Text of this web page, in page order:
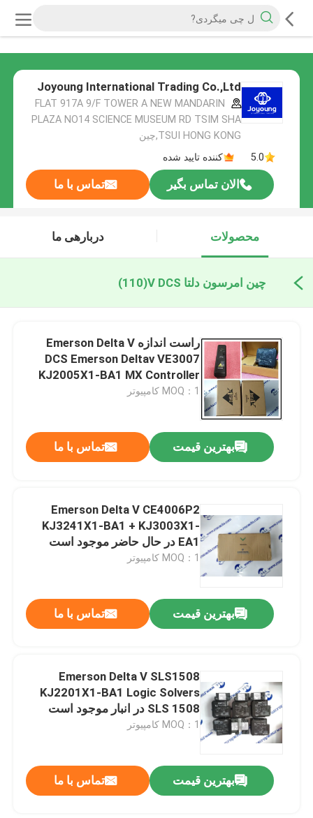
Joyoung International Trading Co.,Ltd
FLAT 917A 9/F TOWER A NEW MANDARIN
PLAZA NO14 SCIENCE MUSEUM RD TSIM SHA
TSUI HONG KONG,چین
5.0
کننده تایید شده
الان تماس بگیر تماس با ما
محصولات دربارهی ما
چین امرسون دلتا V DCS (110)
راست اندازه Emerson Delta V
DCS Emerson Deltav VE3007
KJ2005X1-BA1 MX Controller
MOQ：1 کامپیوتر
بهترین قیمت تماس با ما
Emerson Delta V CE4006P2
KJ3241X1-BA1 + KJ3003X1-
EA1 در حال حاضر موجود است
MOQ：1 کامپیوتر
بهترین قیمت تماس با ما
Emerson Delta V SLS1508
KJ2201X1-BA1 Logic Solvers
SLS 1508 در انبار موجود است
MOQ：1 کامپیوتر
بهترین قیمت تماس با ما